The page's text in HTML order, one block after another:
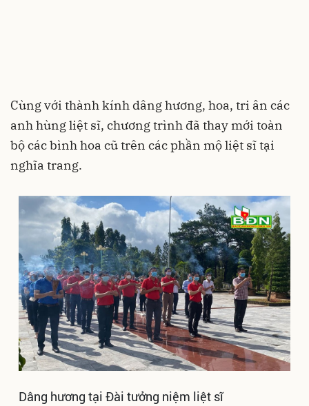
Cùng với thành kính dâng hương, hoa, tri ân các
anh hùng liệt sĩ, chương trình đã thay mới toàn
bộ các bình hoa cũ trên các phần mộ liệt sĩ tại
nghĩa trang.
Dâng hương tại Đài tưởng niệm liệt sĩ